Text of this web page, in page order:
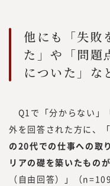
らいワークス総
ィア『CAREER
ショナル人材の
ロフェッショナ
ての調査・研究
中で、企業の経
り「これらのノ
い」といった声
他にも「失敗
た」や「問題
についた」な
Q1で「分からない」
外を回答された方に、
の20代での仕事への取
リアの礎を築いたもの
（自由回答）」（